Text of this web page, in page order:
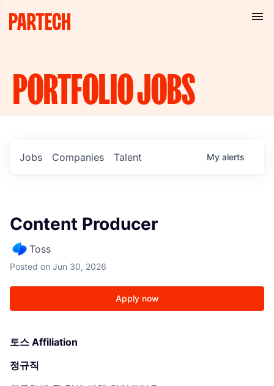
PORTFOLIOJOBS
Jobs Companies Talent My alerts
Content Producer
Toss
Posted on Jun 30, 2026
Apply now
토스 Affiliation
정규직